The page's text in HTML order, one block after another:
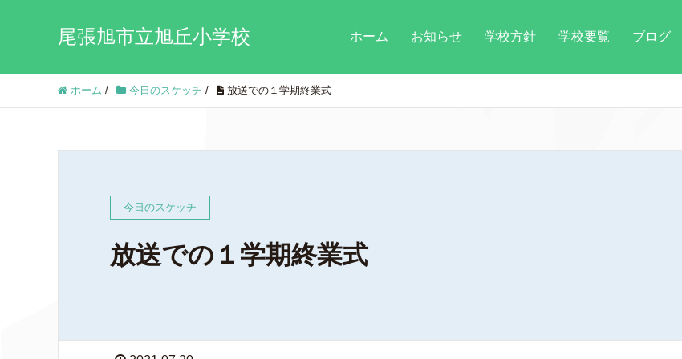
尾張旭市立旭丘小学校 ホーム お知らせ 学校方針 学校要覧 ブログ
ホーム / 今日のスケッチ / 放送での１学期終業式
今日のスケッチ
放送での１学期終業式